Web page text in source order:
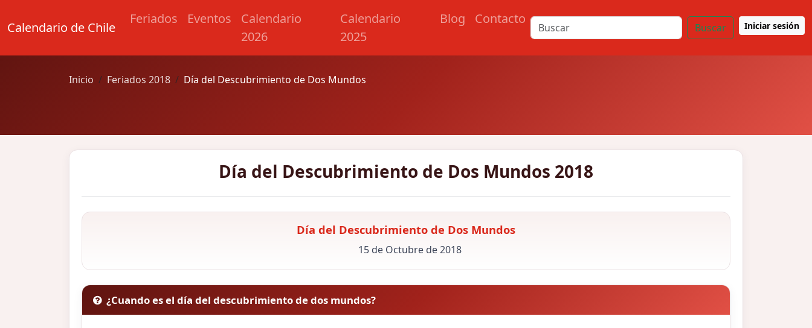
Calendario de Chile
Feriados Eventos
Calendario
2026
Calendario
2025
Blog Contacto
Buscar Iniciar sesión
Inicio Feriados 2018 Día del Descubrimiento de Dos Mundos
Día del Descubrimiento de Dos Mundos 2018
Día del Descubrimiento de Dos Mundos
15 de Octubre de 2018
¿Cuando es el día del descubrimiento de dos mundos?